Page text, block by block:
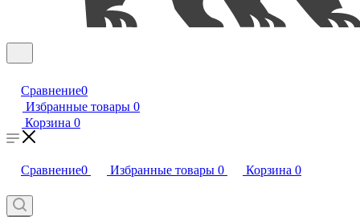
Сравнение0
Избранные товары 0
Корзина 0
Сравнение0 Избранные товары 0 Корзина 0